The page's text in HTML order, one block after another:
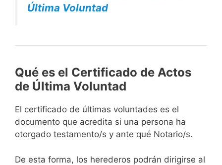
Última Voluntad
Qué es el Certificado de Actos
de Última Voluntad
El certificado de últimas voluntades es el
documento que acredita si una persona ha
otorgado testamento/s y ante qué Notario/s.
De esta forma, los herederos podrán dirigirse al